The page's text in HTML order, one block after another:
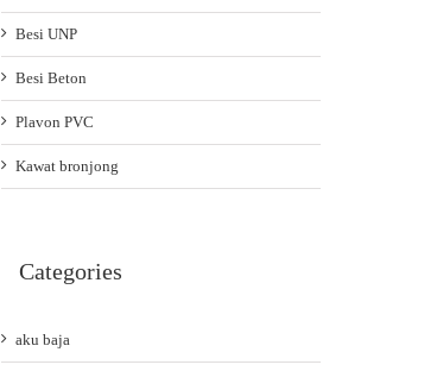
Besi UNP
Besi Beton
Plavon PVC
Kawat bronjong
Categories
aku baja